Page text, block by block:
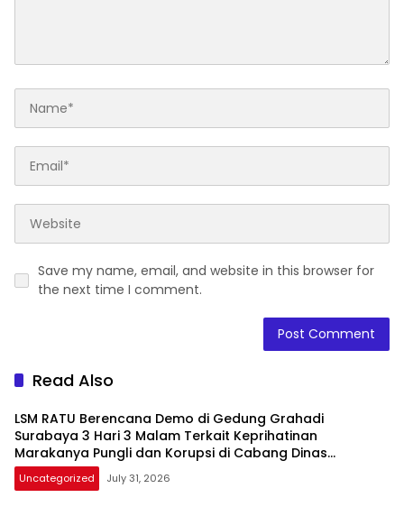
Save my name, email, and website in this browser for
the next time I comment.
Read Also
LSM RATU Berencana Demo di Gedung Grahadi
Surabaya 3 Hari 3 Malam Terkait Keprihatinan
Marakanya Pungli dan Korupsi di Cabang Dinas
Pendidikan Kediri
Uncategorized July 31, 2026